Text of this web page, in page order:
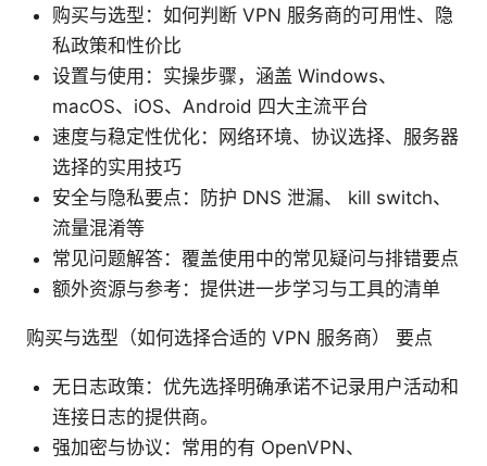
购买与选型：如何判断 VPN 服务商的可用性、隐
私政策和性价比
设置与使用：实操步骤，涵盖 Windows、
macOS、iOS、Android 四大主流平台
速度与稳定性优化：网络环境、协议选择、服务器
选择的实用技巧
安全与隐私要点：防护 DNS 泄漏、 kill switch、
流量混淆等
常见问题解答：覆盖使用中的常见疑问与排错要点
额外资源与参考：提供进一步学习与工具的清单
购买与选型（如何选择合适的 VPN 服务商） 要点
无日志政策：优先选择明确承诺不记录用户活动和
连接日志的提供商。
强加密与协议：常用的有 OpenVPN、